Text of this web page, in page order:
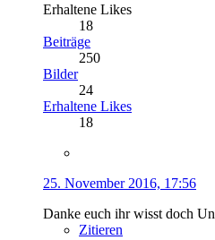
Erhaltene Likes
18
Beiträge
250
Bilder
24
Erhaltene Likes
18
25. November 2016, 17:56
Danke euch ihr wisst doch
Zitieren